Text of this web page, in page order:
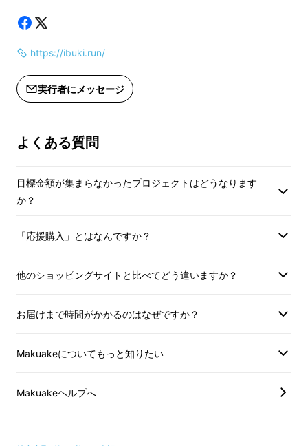
家族や友達に見守ってもらう
新しい山行スタイル
山に入るときに、家族や友だちに位置情報を共
でき、遠くから力をもらうことができます。
例：富士山100マイルチャレンジで使われた際
ただけます。
https://ibuki.run/
実行者にメッセージ
よくある質問
目標金額が集まらなかったプロジェクトはどうなります
か？
「応援購入」とはなんですか？
他のショッピングサイトと比べてどう違いますか？
お届けまで時間がかかるのはなぜですか？
Makuakeについてもっと知りたい
Makuakeヘルプへ